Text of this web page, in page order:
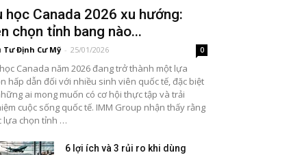
học Canada 2026 xu hướng:
chọn tỉnh bang nào...
Tư Định Cư Mỹ - 25/01/2026 0
Canada năm 2026 đang trở thành một lựa
hấp dẫn đối với nhiều sinh viên quốc tế, đặc biệt
ai mong muốn có cơ hội thực tập và trải
cuộc sống quốc tế. IMM Group nhận thấy rằng
lựa chọn tỉnh …
6 lợi ích và 3 rủi ro khi dùng